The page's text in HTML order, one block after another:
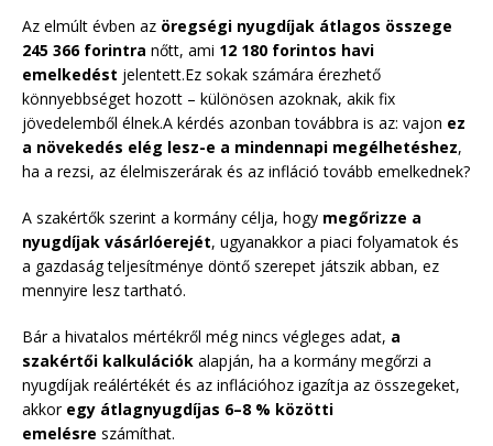
Az elmúlt évben az öregségi nyugdíjak átlagos összege
245 366 forintra nőtt, ami 12 180 forintos havi
emelkedést jelentett.Ez sokak számára érezhető
könnyebbséget hozott – különösen azoknak, akik fix
jövedelemből élnek.A kérdés azonban továbbra is az: vajon ez
a növekedés elég lesz-e a mindennapi megélhetéshez,
ha a rezsi, az élelmiszerárak és az infláció tovább emelkednek?
A szakértők szerint a kormány célja, hogy megőrizze a
nyugdíjak vásárlóerejét, ugyanakkor a piaci folyamatok és
a gazdaság teljesítménye döntő szerepet játszik abban, ez
mennyire lesz tartható.
Bár a hivatalos mértékről még nincs végleges adat, a
szakértői kalkulációk alapján, ha a kormány megőrzi a
nyugdíjak reálértékét és az inflációhoz igazítja az összegeket,
akkor egy átlagnyugdíjas 6–8 % közötti
emelésre számíthat.